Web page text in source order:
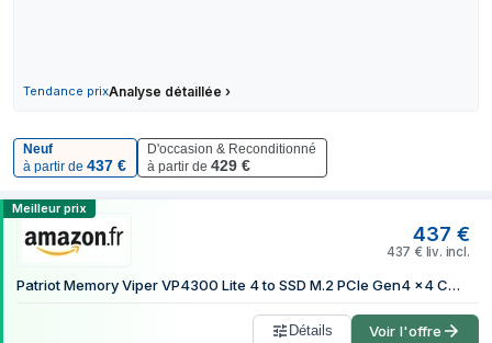
Tendance prixAnalyse détaillée ›
28 juillet 2026
7 août 2026
Neuf
à partir de 437 €
D'occasion & Reconditionné
à partir de 429 €
Comparer les prix de Patriot Memory
Meilleur prix
437 €
437 € liv. incl.
Patriot Memory Viper VP4300 Lite 4 to SSD M.2 PCIe Gen4 x4 Compatible avec PS5
Détails Voir l'offre